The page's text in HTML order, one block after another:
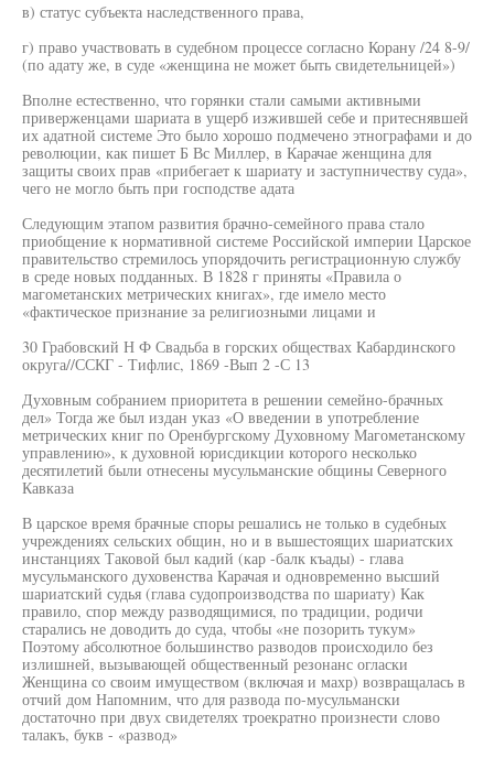
в) статус субъекта наследственного права,
г) право участвовать в судебном процессе согласно Корану /24 8-9/
(по адату же, в суде «женщина не может быть свидетельницей»)
Вполне естественно, что горянки стали самыми активными
приверженцами шариата в ущерб изжившей себе и притеснявшей
их адатной системе Это было хорошо подмечено этнографами и до
революции, как пишет Б Вс Миллер, в Карачае женщина для
защиты своих прав «прибегает к шариату и заступничеству суда»,
чего не могло быть при господстве адата
Следующим этапом развития брачно-семейного права стало
приобщение к нормативной системе Российской империи Царское
правительство стремилось упорядочить регистрационную службу
в среде новых подданных. В 1828 г приняты «Правила о
магометанских метрических книгах», где имело место
«фактическое признание за религиозными лицами и
30 Грабовский Н Ф Свадьба в горских обществах Кабардинского
округа//ССКГ - Тифлис, 1869 -Вып 2 -С 13
Духовным собранием приоритета в решении семейно-брачных
дел» Тогда же был издан указ «О введении в употребление
метрических книг по Оренбургскому Духовному Магометанскому
управлению», к духовной юрисдикции которого несколько
десятилетий были отнесены мусульманские общины Северного
Кавказа
В царское время брачные споры решались не только в судебных
учреждениях сельских общин, но и в вышестоящих шариатских
инстанциях Таковой был кадий (кар -балк къады) - глава
мусульманского духовенства Карачая и одновременно высший
шариатский судья (глава судопроизводства по шариату) Как
правило, спор между разводящимися, по традиции, родичи
старались не доводить до суда, чтобы «не позорить тукум»
Поэтому абсолютное большинство разводов происходило без
излишней, вызывающей общественный резонанс огласки
Женщина со своим имуществом (включая и махр) возвращалась в
отчий дом Напомним, что для развода по-мусульмански
достаточно при двух свидетелях троекратно произнести слово
талакъ, букв - «развод»